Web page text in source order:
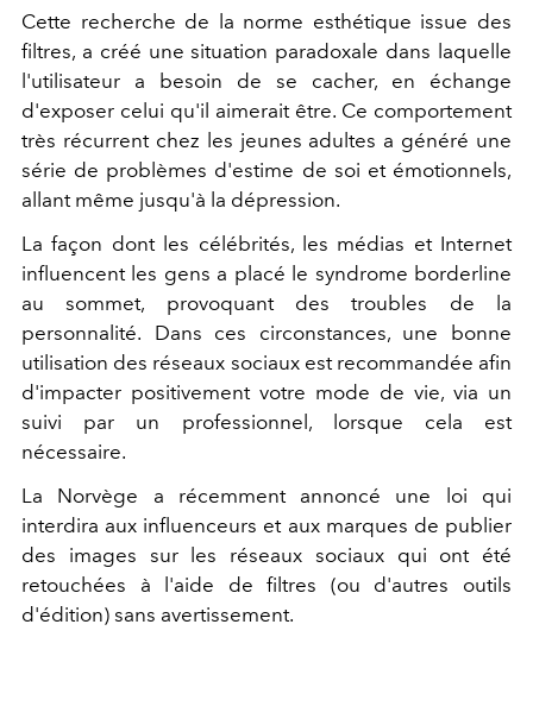
Cette recherche de la norme esthétique issue des
filtres, a créé une situation paradoxale dans laquelle
l'utilisateur a besoin de se cacher, en échange
d'exposer celui qu'il aimerait être. Ce comportement
très récurrent chez les jeunes adultes a généré une
série de problèmes d'estime de soi et émotionnels,
allant même jusqu'à la dépression.
La façon dont les célébrités, les médias et Internet
influencent les gens a placé le syndrome borderline
au sommet, provoquant des troubles de la
personnalité.
Dans ces circonstances, une bonne
utilisation des réseaux sociaux est recommandée afin
d'impacter positivement votre mode de vie, via un
suivi par un professionnel, lorsque cela est
nécessaire.
La Norvège a récemment annoncé une loi qui
interdira aux influenceurs et aux marques de publier
des images sur les réseaux sociaux qui ont été
retouchées à l'aide de filtres (ou d'autres outils
d'édition) sans avertissement.